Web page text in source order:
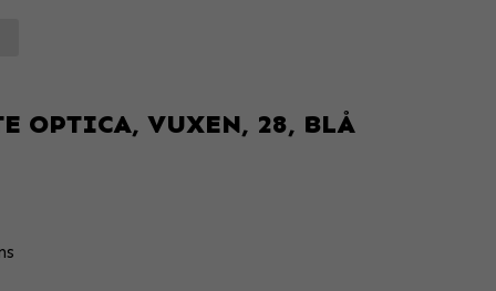
OPTICA, VUXEN, 28, BLÅ